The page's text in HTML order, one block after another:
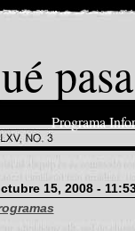
Programa
15, 2008 -